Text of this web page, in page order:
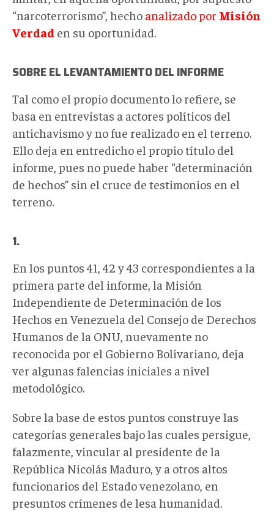
“narcoterrorismo”, hecho analizado por Misión
Verdad en su oportunidad.
SOBRE EL LEVANTAMIENTO DEL INFORME
Tal como el propio documento lo refiere, se
basa en entrevistas a actores políticos del
antichavismo y no fue realizado en el terreno.
Ello deja en entredicho el propio título del
informe, pues no puede haber “determinación
de hechos” sin el cruce de testimonios en el
terreno.
1.
En los puntos 41, 42 y 43 correspondientes a la
primera parte del informe, la Misión
Independiente de Determinación de los
Hechos en Venezuela del Consejo de Derechos
Humanos de la ONU, nuevamente no
reconocida por el Gobierno Bolivariano, deja
ver algunas falencias iniciales a nivel
metodológico.
Sobre la base de estos puntos construye las
categorías generales bajo las cuales persigue,
falazmente, vincular al presidente de la
República Nicolás Maduro, y a otros altos
funcionarios del Estado venezolano, en
presuntos crímenes de lesa humanidad.